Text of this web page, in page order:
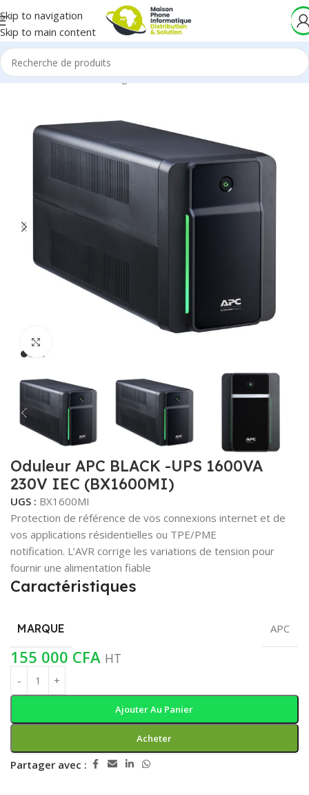
Skip to navigation
Skip to main content
Accueil/Onduleurs & Régulateurs
Oduleur APC BLACK -UPS 1600VA
230V IEC (BX1600MI)
UGS : BX1600MI
Protection de référence de vos connexions internet et de
vos applications résidentielles ou TPE/PME
notification. L’AVR corrige les variations de tension pour
fournir une alimentation fiable
Caractéristiques
MARQUE APC
155 000 CFA HT
Ajouter Au Panier
Acheter
Partager avec :